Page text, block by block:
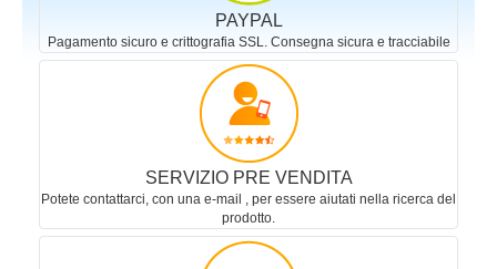
PAYPAL
Pagamento sicuro e crittografia SSL. Consegna sicura e tracciabile
SERVIZIO PRE VENDITA
Potete contattarci, con una e-mail , per essere aiutati nella ricerca del
prodotto.